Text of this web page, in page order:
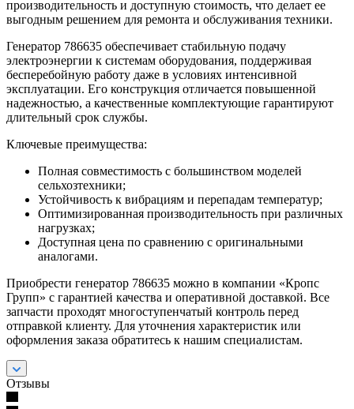
производительность и доступную стоимость, что делает ее
выгодным решением для ремонта и обслуживания техники.
Генератор 786635 обеспечивает стабильную подачу
электроэнергии к системам оборудования, поддерживая
бесперебойную работу даже в условиях интенсивной
эксплуатации. Его конструкция отличается повышенной
надежностью, а качественные комплектующие гарантируют
длительный срок службы.
Ключевые преимущества:
Полная совместимость с большинством моделей
сельхозтехники;
Устойчивость к вибрациям и перепадам температур;
Оптимизированная производительность при различных
нагрузках;
Доступная цена по сравнению с оригинальными
аналогами.
Приобрести генератор 786635 можно в компании «Кропс
Групп» с гарантией качества и оперативной доставкой. Все
запчасти проходят многоступенчатый контроль перед
отправкой клиенту. Для уточнения характеристик или
оформления заказа обратитесь к нашим специалистам.
Отзывы